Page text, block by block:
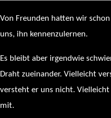
Von Freunden hatten wir
uns, ihn kennenzulernen.
Es bleibt aber irgendwie
Draht zueinander. Vielleicht
versteht er uns nicht. Vielleicht
mit.